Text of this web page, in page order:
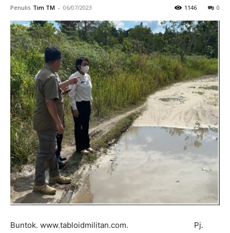
Penulis Tim TM - 06/07/2023 0
1146
Buntok. www.tabloidmilitan.com. Pj.